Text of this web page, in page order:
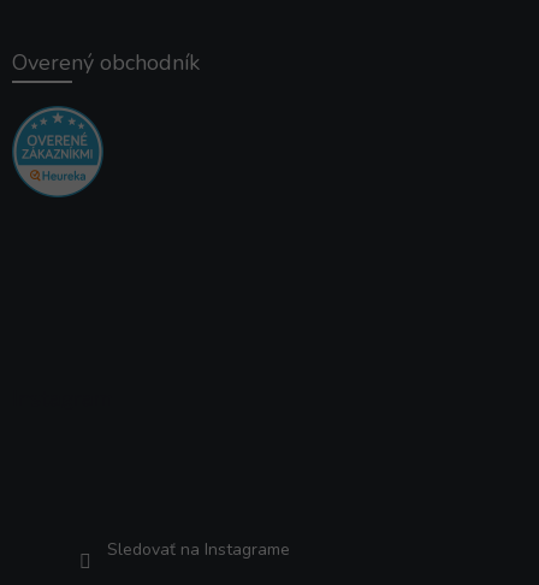
Overený obchodník
Sledovať na Instagrame